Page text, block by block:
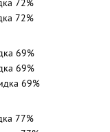
72%
72%
69%
69%
69%
77%